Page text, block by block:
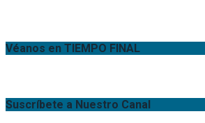
Véanos en TIEMPO FINAL
Suscríbete a Nuestro Canal